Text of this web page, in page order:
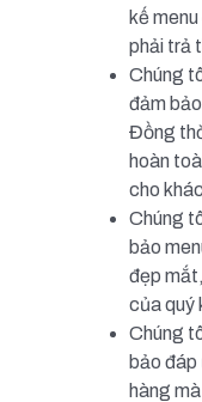
kế
phải trả
Chúng
đảm
Đồng
hoàn
cho
Chúng
bảo
đẹp
của quý
Chúng
bảo đáp
hàng